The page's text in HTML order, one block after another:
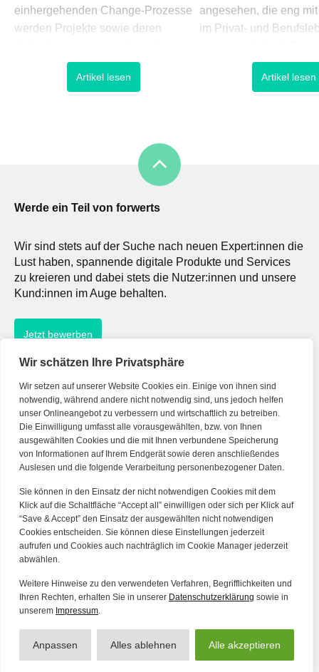
Wir schätzen Ihre Privatsphäre
Wir setzen auf unserer Website Cookies ein. Einige von ihnen sind
notwendig, während andere nicht notwendig sind, uns jedoch helfen
unser Onlineangebot zu verbessern und wirtschaftlich zu betreiben.
Die Einwilligung umfasst alle vorausgewählten, bzw. von Ihnen
ausgewählten Cookies und die mit Ihnen verbundene Speicherung
von Informationen auf Ihrem Endgerät sowie deren anschließendes
Auslesen und die folgende Verarbeitung personenbezogener Daten.
Sie können in den Einsatz der nicht notwendigen Cookies mit dem
Klick auf die Schaltfläche “Accept all” einwilligen oder sich per Klick auf
“Save & Accept” den Einsatz der ausgewählten nicht notwendigen
Cookies entscheiden. Sie können diese Einstellungen jederzeit
aufrufen und Cookies auch nachträglich im Cookie Manager jederzeit
abwählen.
Weitere Hinweise zu den verwendeten Verfahren, Begrifflichkeiten und
Ihren Rechten, erhalten Sie in unserer Datenschutzerklärung sowie in
unserem Impressum.
Anpassen Alles ablehnen Alle akzeptieren
Alle Artikel
einhergehenden Change-Prozesse
werden Projekte sowie deren
Dies ist insofern wenig
verwunderlich, da dem Faktor Zeit
undurchsichtigeren Wettbewerb,
der mit disruptiven Ideen glänzt,
Innovationen ganze Marktgefüge
aus den Angel
Artikel lesen
angesehen, die eng
im Privat- und
Faktoren wie
Wahrnehmung und
Artikel lesen
Werde ein Teil von forwerts
Wir sind stets auf der Suche nach neuen Expert:innen die
Lust haben, spannende digitale Produkte und Services
zu kreieren und dabei stets die Nutzer:innen und unsere
Kund:innen im Auge behalten.
Jetzt bewerben
Kontakt
Tel. Zentrale: +49 (69) 27273681
E-Mail: kontakt@forwerts.com
FFM – Friedensstraße 11
60311 Frankfurt am Main
→ Anfahrtsplan Frankfurt
HN – Gymnasiumstraße 35
74072 Heilbronn
→ Anfahrtsplan Heilbronn
Datenschutzerklärung
Impressum